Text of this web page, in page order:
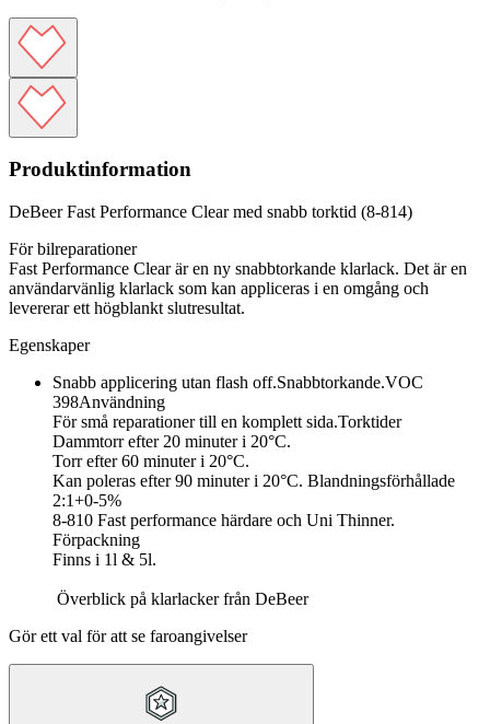
Produktinformation
DeBeer Fast Performance Clear med snabb torktid (8-814)
För bilreparationer
Fast Performance Clear är en ny snabbtorkande klarlack. Det är en
användarvänlig klarlack som kan appliceras i en omgång och
levererar ett högblankt slutresultat.
Egenskaper
Snabb applicering utan flash off.Snabbtorkande.VOC
398Användning
För små reparationer till en komplett sida.Torktider
Dammtorr efter 20 minuter i 20°C.
Torr efter 60 minuter i 20°C.
Kan poleras efter 90 minuter i 20°C. Blandningsförhållade
2:1+0-5%
8-810 Fast performance härdare och Uni Thinner.
Förpackning
Finns i 1l & 5l.
Överblick på klarlacker från DeBeer
Gör ett val för att se faroangivelser